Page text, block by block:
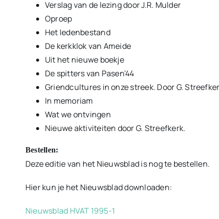
Verslag van de lezing door J.R. Mulder
Oproep
Het ledenbestand
De kerkklok van Ameide
Uit het nieuwe boekje
De spitters van Pasen’44
Griendcultures in onze streek. Door G.
In memoriam
Wat we ontvingen
Nieuwe aktiviteiten door G. Streefkerk.
Bestellen:
Deze editie van het Nieuwsblad is nog te bestellen.
Hier kun je het Nieuwsblad downloaden:
Nieuwsblad HVAT 1995-1